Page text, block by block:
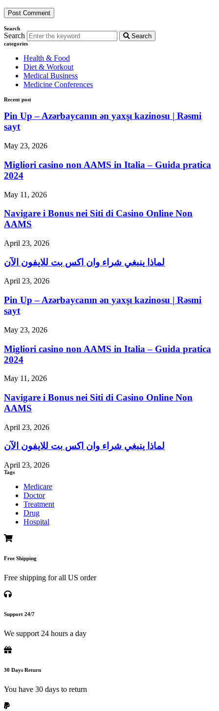
Search
Search Search
categories
Health & Food
Diet & Workout
Medical Business
Medicine Conferences
Recent post
Pin Up – Azərbaycanın ən yaxşı kazinosu | Rəsmi
sayt
May 23, 2026
Migliori casino non AAMS in Italia – Guida pratica
2024
May 11, 2026
Navigare i Bonus nei Siti di Casino Online Non
AAMS
April 23, 2026
لماذا ينبغي شراء وان اكس بت للايفون الآن
April 23, 2026
Pin Up – Azərbaycanın ən yaxşı kazinosu | Rəsmi
sayt
May 23, 2026
Migliori casino non AAMS in Italia – Guida pratica
2024
May 11, 2026
Navigare i Bonus nei Siti di Casino Online Non
AAMS
April 23, 2026
لماذا ينبغي شراء وان اكس بت للايفون الآن
April 23, 2026
Tags
Medicare
Doctor
Treatment
Drug
Hospital
Free Shipping
Free shipping for all US order
Support 24/7
We support 24 hours a day
30 Days Return
You have 30 days to return